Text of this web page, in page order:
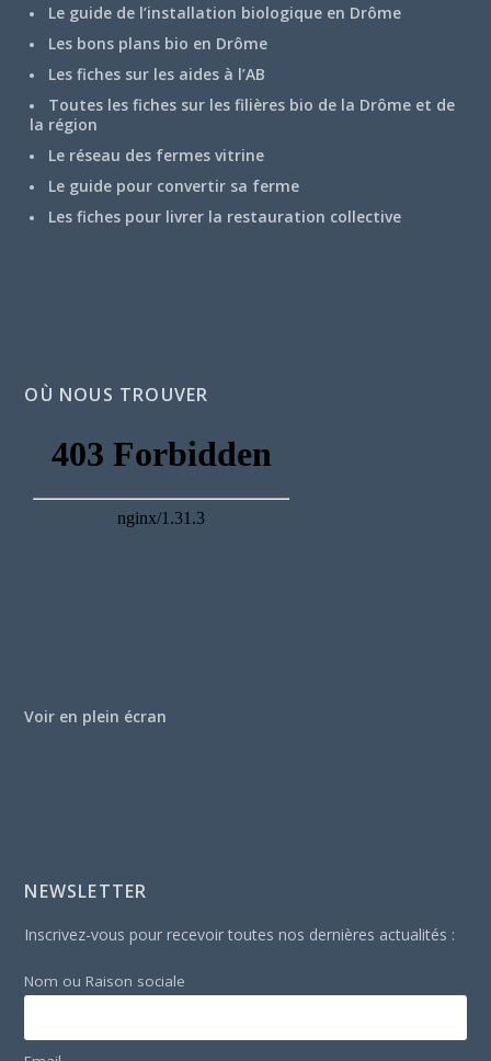
Le guide de l’installation biologique en Drôme
Les bons plans bio en Drôme
Les fiches sur les aides à l’AB
Toutes les fiches sur les filières bio de la Drôme et de
la région
Le réseau des fermes vitrine
Le guide pour convertir sa ferme
Les fiches pour livrer la restauration collective
OÙ NOUS TROUVER
Voir en plein écran
NEWSLETTER
Inscrivez-vous pour recevoir toutes nos dernières actualités :
Nom ou Raison sociale